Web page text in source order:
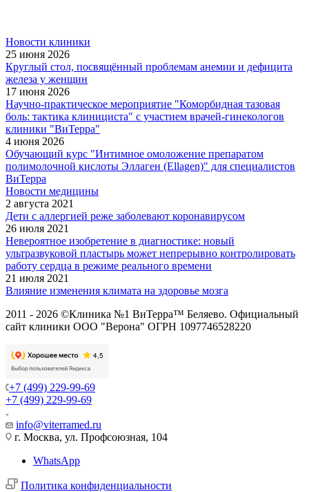
Новости клиники
25 июня 2026
Круглый стол, посвящённый проблемам анемии и дефицита
железа у женщин
17 июня 2026
Научно-практическое мероприятие "Коморбидная тазовая
боль: тактика клинициста" с участием врачей-гинекологов
клиники "ВиТерра"
4 июня 2026
Обучающий курс "Интимное омоложение препаратом
полимолочной кислоты Эллаген (Ellagen)" для специалистов
ВиТерра
Новости медицины
2 августа 2021
Дети с аллергией реже заболевают коронавирусом
26 июля 2021
Невероятное изобретение в диагностике: новый
ультразвуковой пластырь может непрерывно контролировать
работу сердца в режиме реального времени
21 июля 2021
Влияние изменения климата на здоровье мозга
2011 - 2026 ©Клиника №1 ВиТерра™ Беляево. Официальный
сайт клиники ООО "Верона" ОГРН 1097746528220
+7 (499) 229-99-69
+7 (499) 229-99-69
info@viterramed.ru
г. Москва, ул. Профсоюзная, 104
WhatsApp
Политика конфиденциальности